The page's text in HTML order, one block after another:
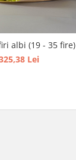
albi (19 - 35 fire)
Lei